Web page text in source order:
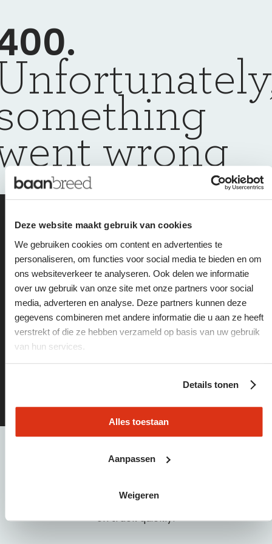
Deze website maakt gebruik van cookies
We gebruiken cookies om content en advertenties te
personaliseren, om functies voor social media te bieden en om
ons websiteverkeer te analyseren. Ook delen we informatie
over uw gebruik van onze site met onze partners voor social
media, adverteren en analyse. Deze partners kunnen deze
gegevens combineren met andere informatie die u aan ze heeft
verstrekt of die ze hebben verzameld op basis van uw gebruik
van hun services.
Details tonen
Alles toestaan
Aanpassen
Weigeren
wrong
we are happy to
help you get back
on track
Find the best vacancies or the right staff via these
pages:
needhelp?
Please call or email one of our employees: 040 21 55
440 | info@baanbreed.nl. We will help you get back
on track quickly!